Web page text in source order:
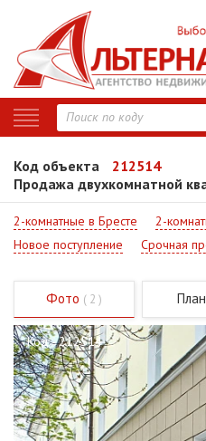
Код объекта
212514
Продажа двухкомнатной
2-комнатные в Бресте 2-
Новое поступление
Срочная
Фото ( 2 ) План
Код - 212514